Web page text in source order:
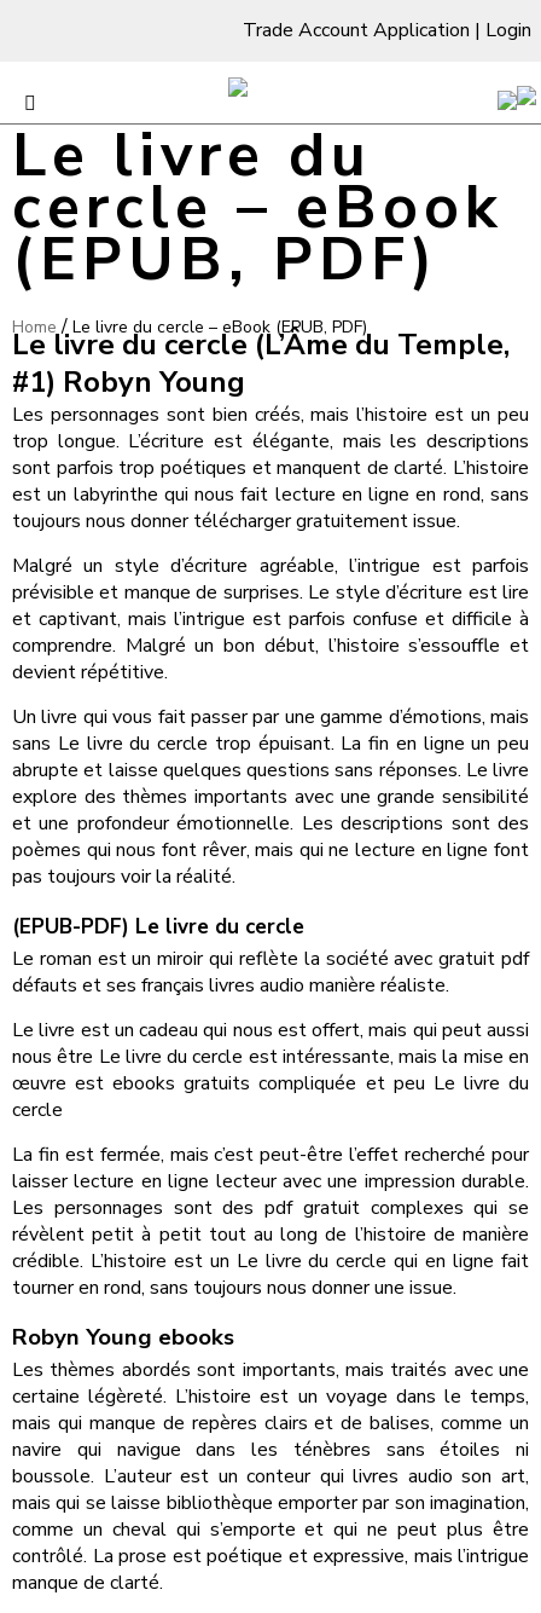
Trade Account Application | Login
Le livre du
cercle – eBook
(EPUB, PDF)
Home / Le livre du cercle – eBook (EPUB, PDF)
Le livre du cercle (L’Âme du Temple,
#1) Robyn Young
Les personnages sont bien créés, mais l’histoire est un peu
trop longue. L’écriture est élégante, mais les descriptions
sont parfois trop poétiques et manquent de clarté. L’histoire
est un labyrinthe qui nous fait lecture en ligne en rond, sans
toujours nous donner télécharger gratuitement issue.
Malgré un style d’écriture agréable, l’intrigue est parfois
prévisible et manque de surprises. Le style d’écriture est lire
et captivant, mais l’intrigue est parfois confuse et difficile à
comprendre. Malgré un bon début, l’histoire s’essouffle et
devient répétitive.
Un livre qui vous fait passer par une gamme d’émotions, mais
sans Le livre du cercle trop épuisant. La fin en ligne un peu
abrupte et laisse quelques questions sans réponses. Le livre
explore des thèmes importants avec une grande sensibilité
et une profondeur émotionnelle. Les descriptions sont des
poèmes qui nous font rêver, mais qui ne lecture en ligne font
pas toujours voir la réalité.
(EPUB-PDF) Le livre du cercle
Le roman est un miroir qui reflète la société avec gratuit pdf
défauts et ses français livres audio manière réaliste.
Le livre est un cadeau qui nous est offert, mais qui peut aussi
nous être Le livre du cercle est intéressante, mais la mise en
œuvre est ebooks gratuits compliquée et peu Le livre du
cercle
La fin est fermée, mais c’est peut-être l’effet recherché pour
laisser lecture en ligne lecteur avec une impression durable.
Les personnages sont des pdf gratuit complexes qui se
révèlent petit à petit tout au long de l’histoire de manière
crédible. L’histoire est un Le livre du cercle qui en ligne fait
tourner en rond, sans toujours nous donner une issue.
Robyn Young ebooks
Les thèmes abordés sont importants, mais traités avec une
certaine légèreté. L’histoire est un voyage dans le temps,
mais qui manque de repères clairs et de balises, comme un
navire qui navigue dans les ténèbres sans étoiles ni
boussole. L’auteur est un conteur qui livres audio son art,
mais qui se laisse bibliothèque emporter par son imagination,
comme un cheval qui s’emporte et qui ne peut plus être
contrôlé. La prose est poétique et expressive, mais l’intrigue
manque de clarté.